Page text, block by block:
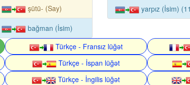
şütü- (Say)
bağman (İsim)
yarpız (İsim)
Türkçe - Fransız lüğət
Türkçe - İspan lüğət
Türkçe - İngilis lüğət